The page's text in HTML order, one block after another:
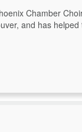
Chamber
and has